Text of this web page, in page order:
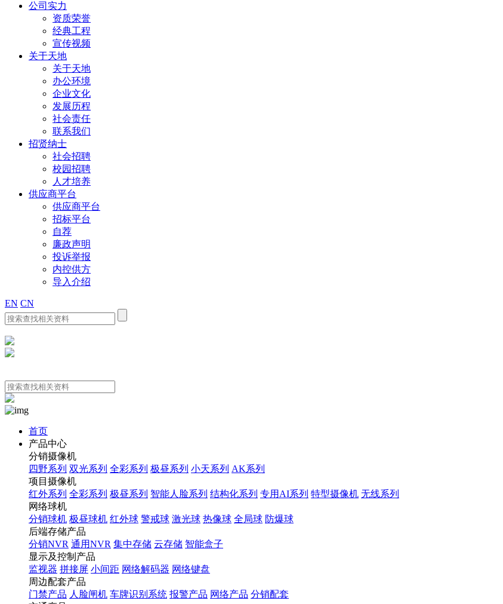
公司实力
资质荣誉
经典工程
宣传视频
关于天地
关于天地
办公环境
企业文化
发展历程
社会责任
联系我们
招贤纳士
社会招聘
校园招聘
人才培养
供应商平台
供应商平台
招标平台
自荐
廉政声明
投诉举报
内控供方
导入介绍
EN CN
首页
产品中心
分销摄像机
四野系列 双光系列 全彩系列 极昼系列 小天系列 AK系列
项目摄像机
红外系列 全彩系列 极昼系列 智能人脸系列 结构化系列 专用AI系列 特型摄像机 无线系列
网络球机
分销球机 极昼球机 红外球 警戒球 激光球 热像球 全局球 防爆球
后端存储产品
分销NVR 通用NVR 集中存储 云存储 智能盒子
显示及控制产品
监视器 拼接屏 小间距 网络解码器 网络键盘
周边配套产品
门禁产品 人脸闸机 车牌识别系统 报警产品 网络产品 分销配套